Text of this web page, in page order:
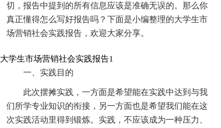
切，报告中提到的所有信息应该是准确无误的。那么你
真正懂得怎么写好报告吗？下面是小编整理的大学生市
场营销社会实践报告，欢迎大家分享。
大学生市场营销社会实践报告1
一、实践目的
此次摆摊实践，一方面是希望能在实践中达到与我
们所学专业知识的衔接，另一方面也是希望我们能在这
次实践活动里得到锻炼。实践，不应该成为一种压力、